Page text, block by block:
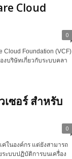
Cloud
0
Cloud Foundation (VCF)
งบริษัทเกี่ยวกับระบบคลา
เซอร์ สำหรับ
0
ค่ในองค์กร แต่ยังสามารถ
ะบบปฏิบัติการบนเครื่อง